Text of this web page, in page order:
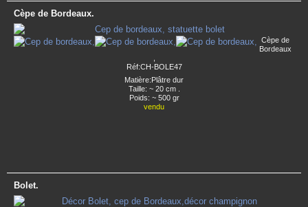
Cèpe de Bordeaux.
Cèpe de
Bordeaux
Réf:CH-BOLE47
Matière:Plâtre dur
Taille: ~ 20 cm .
Poids: ~ 500 gr
vendu
Bolet.